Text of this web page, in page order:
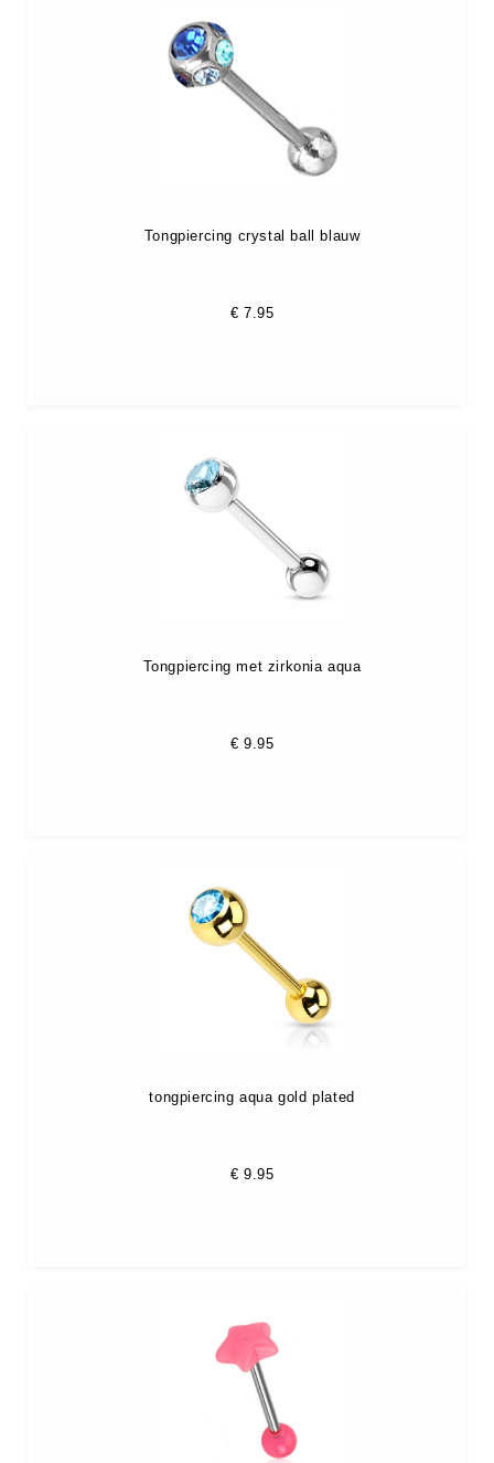
Tongpiercing crystal ball blauw
€ 7.95
Tongpiercing met zirkonia aqua
€ 9.95
tongpiercing aqua gold plated
€ 9.95